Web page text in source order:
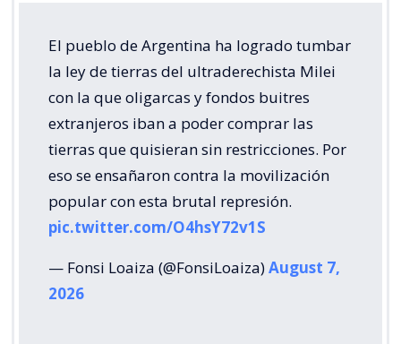
El pueblo de Argentina ha logrado tumbar
la ley de tierras del ultraderechista Milei
con la que oligarcas y fondos buitres
extranjeros iban a poder comprar las
tierras que quisieran sin restricciones. Por
eso se ensañaron contra la movilización
popular con esta brutal represión.
pic.twitter.com/O4hsY72v1S
— Fonsi Loaiza (@FonsiLoaiza)August 7,
2026